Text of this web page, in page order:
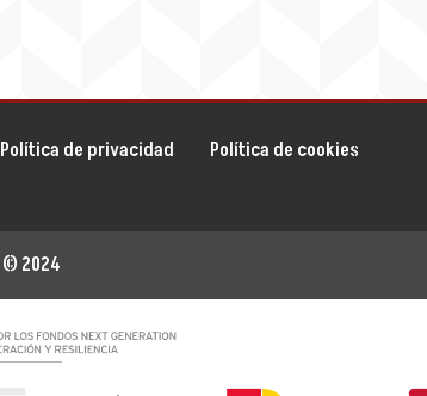
Política de privacidad Política de cookies
© 2024